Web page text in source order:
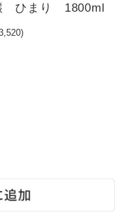
ひまり 1800ml